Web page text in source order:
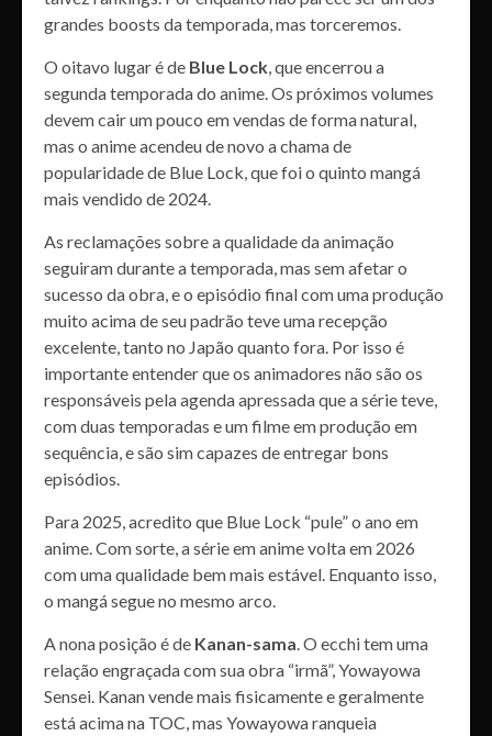
grandes boosts da temporada, mas torceremos.
O oitavo lugar é de Blue Lock, que encerrou a
segunda temporada do anime. Os próximos volumes
devem cair um pouco em vendas de forma natural,
mas o anime acendeu de novo a chama de
popularidade de Blue Lock, que foi o quinto mangá
mais vendido de 2024.
As reclamações sobre a qualidade da animação
seguiram durante a temporada, mas sem afetar o
sucesso da obra, e o episódio final com uma produção
muito acima de seu padrão teve uma recepção
excelente, tanto no Japão quanto fora. Por isso é
importante entender que os animadores não são os
responsáveis pela agenda apressada que a série teve,
com duas temporadas e um filme em produção em
sequência, e são sim capazes de entregar bons
episódios.
Para 2025, acredito que Blue Lock “pule” o ano em
anime. Com sorte, a série em anime volta em 2026
com uma qualidade bem mais estável. Enquanto isso,
o mangá segue no mesmo arco.
A nona posição é de Kanan-sama. O ecchi tem uma
relação engraçada com sua obra “irmã”, Yowayowa
Sensei. Kanan vende mais fisicamente e geralmente
está acima na TOC, mas Yowayowa ranqueia